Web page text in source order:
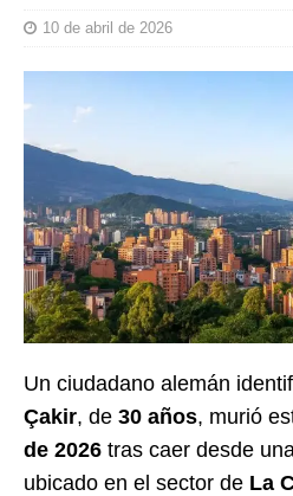
10 de abril de 2026
Un ciudadano alemán
Çakir, de 30 años, murió
de 2026 tras caer desde
ubicado en el sector de La